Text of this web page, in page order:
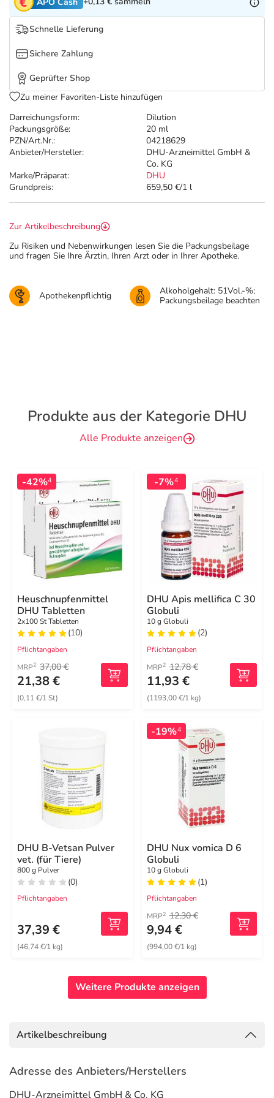
Tierapotheke
Vitamine & Mineralstoffe
Salus Deals
Darreichungsform:
Dilution
Packungsgröße:
20 ml
PZN/Art.Nr.:
04218629
Anbieter/Hersteller:
DHU-Arzneimittel GmbH &
Co. KG
Marke/Präparat:
DHU
Grundpreis:
659,50 €/1 l
Schnelle Lieferung
Sichere Zahlung
Geprüfter Shop
Zu meiner Favoriten-Liste hinzufügen
Zur Artikelbeschreibung
Zu Risiken und Nebenwirkungen lesen Sie die Packungsbeilage
und fragen Sie Ihre Ärztin, Ihren Arzt oder in Ihrer Apotheke.
Apothekenpflichtig
Alkoholgehalt: 51Vol.-%;
Packungsbeilage beachten
Produkte aus der Kategorie DHU
Alle Produkte anzeigen
-42%4
Heuschnupfenmittel
DHU Tabletten
2x100 St Tabletten
(10)
Pflichtangaben
MRP2 37,00 €
21,38 €
(0,11 €/1 St)
-7%4
DHU Apis mellifica C 30
Globuli
10 g Globuli
(2)
Pflichtangaben
MRP2 12,78 €
11,93 €
(1193,00 €/1 kg)
DHU B-Vetsan Pulver
vet. (für Tiere)
800 g Pulver
(0)
Pflichtangaben
37,39 €
(46,74 €/1 kg)
-19%4
DHU Nux vomica D 6
Globuli
10 g Globuli
(1)
Pflichtangaben
MRP2 12,30 €
9,94 €
(994,00 €/1 kg)
Weitere Produkte anzeigen
Artikelbeschreibung
Adresse des Anbieters/Herstellers
DHU-Arzneimittel GmbH & Co. KG